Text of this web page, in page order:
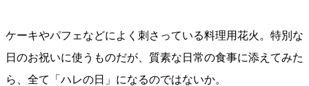
ケーキやパフェなどによく刺さっている料理用花火。特別な
日のお祝いに使うものだが、質素な日常の食事に添えてみた
ら、全て「ハレの日」になるのではないか。